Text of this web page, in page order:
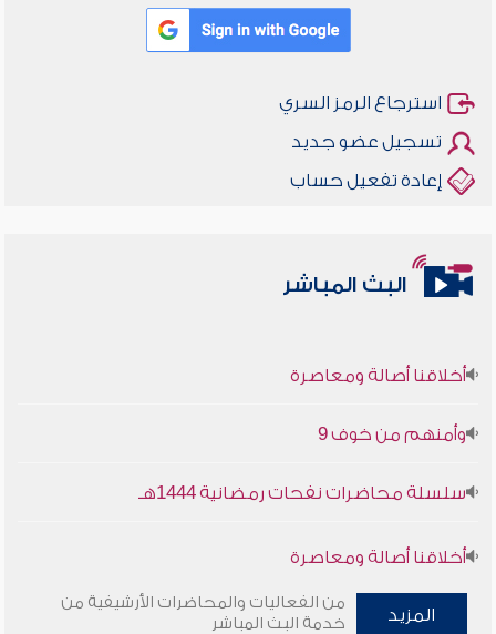
استرجاع الرمز السري
تسجيل عضو جديد
إعادة تفعيل حساب
البث المباشر
أخلاقنا أصالة ومعاصرة
وأمنهم من خوف 9
سلسلة محاضرات نفحات رمضانية 1444هـ
أخلاقنا أصالة ومعاصرة
وأمنهم من خوف 9
المزيد
من الفعاليات والمحاضرات الأرشيفية من
خدمة البث المباشر